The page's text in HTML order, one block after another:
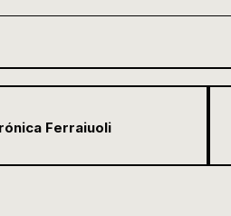
Ferraiuoli